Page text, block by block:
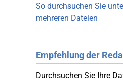
So durchsuchen Sie
mehreren Dateien
Empfehlung der
Durchsuchen Sie Ihre